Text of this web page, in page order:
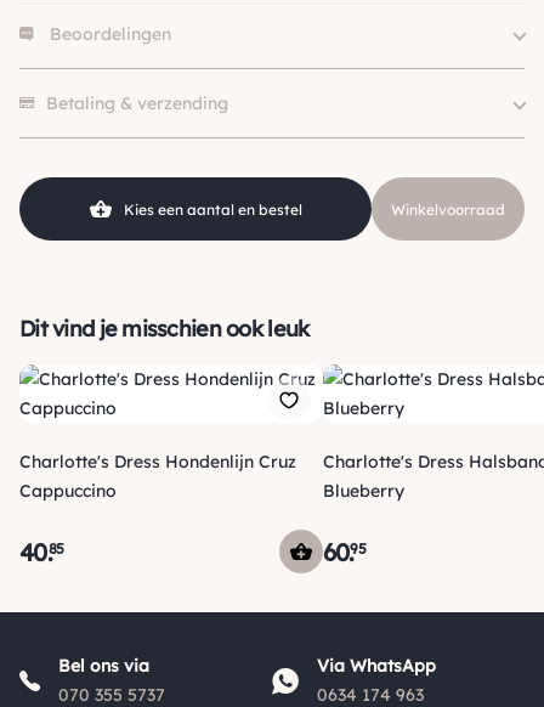
Merk
Hondgrootte
Klein (0 – 10kg)
Kleur
Beoordelingen
Betaling & verzending
Verzending
ontvangt een track & trace code van ons zodat je je pakketje
kan volgen. Voor orders tot € 15.00 zijn de verzendkosten €
Kies een aantal en bestel Winkelvoorraad
Dit vind je misschien ook leuk
Charlotte's Dress Hondenlijn Cruz
Cappuccino
40.85
Charlotte's Dress
Blueberry
60.95
Bel ons via
070 355 5737
Via WhatsApp
0634 174 963